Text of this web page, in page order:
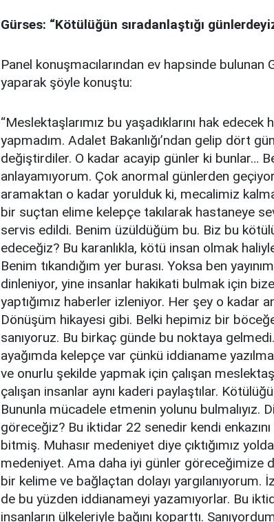
Gürses: “Kötülüğün sıradanlaştığı
Panel konuşmacılarından ev hapsinde bulunan
yaparak şöyle konuştu:
“Meslektaşlarımız bu yaşadıklarını hak
yapmadım. Adalet Bakanlığı’ndan gelip dört
değiştirdiler. O kadar acayip günler ki bunlar…
anlayamıyorum. Çok anormal günlerden
aramaktan o kadar yorulduk ki, mecalimiz
bir suçtan elime kelepçe takılarak hastaneye
servis edildi. Benim üzüldüğüm bu. Biz bu
edeceğiz? Bu karanlıkla, kötü insan olmak
Benim tıkandığım yer burası. Yoksa ben
dinleniyor, yine insanlar hakikati bulmak için
yaptığımız haberler izleniyor. Her şey o kadar
Dönüşüm hikayesi gibi. Belki hepimiz bir
sanıyoruz. Bu birkaç günde bu noktaya
ayağımda kelepçe var çünkü iddianame
ve onurlu şekilde yapmak için çalışan
çalışan insanlar aynı kaderi paylaştılar.
Bununla mücadele etmenin yolunu bulmalıyız.
göreceğiz? Bu iktidar 22 senedir kendi
bitmiş. Muhasır medeniyet diye çıktığımız
medeniyet. Ama daha iyi günler göreceğimize
bir kelime ve bağlaçtan dolayı yargılanıyorum.
de bu yüzden iddianameyi yazamıyorlar. Bu
insanların ülkeleriyle bağını koparttı.